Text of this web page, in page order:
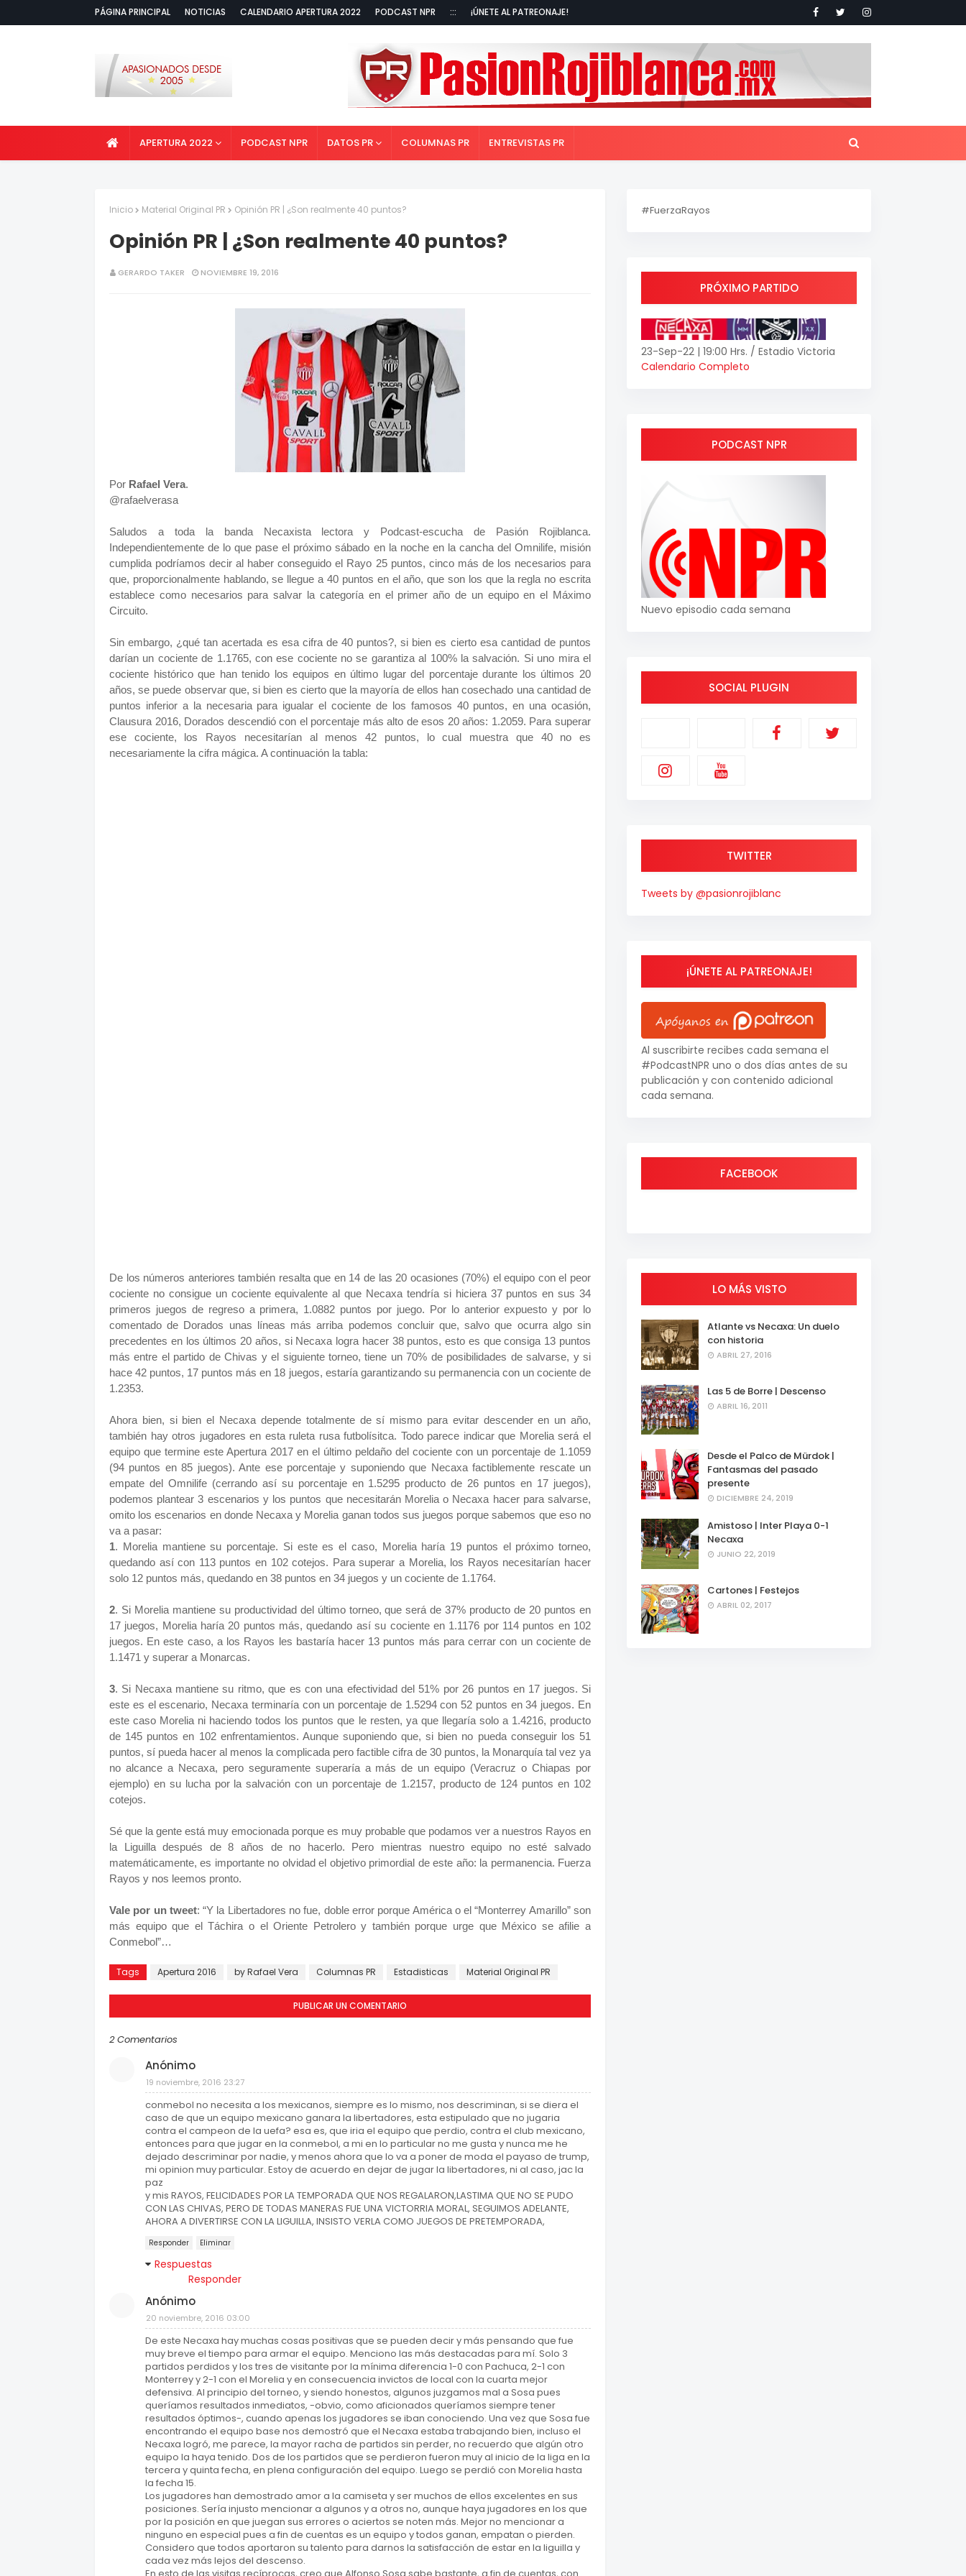
PÁGINA PRINCIPAL NOTICIAS CALENDARIO APERTURA 2022 PODCAST NPR ::: ¡ÚNETE AL PATREONAJE!
APERTURA 2022 PODCAST NPR DATOS PR COLUMNAS PR ENTREVISTAS PR
Inicio Material Original PR Opinión PR | ¿Son realmente 40 puntos?
Opinión PR | ¿Son realmente 40 puntos?
GERARDO TAKER NOVIEMBRE 19, 2016
Por Rafael Vera.
@rafaelverasa
Saludos a toda la banda Necaxista lectora y Podcast-escucha de Pasión Rojiblanca.
Independientemente de lo que pase el próximo sábado en la noche en la cancha del Omnilife, misión
cumplida podríamos decir al haber conseguido el Rayo 25 puntos, cinco más de los necesarios para
que, proporcionalmente hablando, se llegue a 40 puntos en el año, que son los que la regla no escrita
establece como necesarios para salvar la categoría en el primer año de un equipo en el Máximo
Circuito.
Sin embargo, ¿qué tan acertada es esa cifra de 40 puntos?, si bien es cierto esa cantidad de puntos
darían un cociente de 1.1765, con ese cociente no se garantiza al 100% la salvación. Si uno mira el
cociente histórico que han tenido los equipos en último lugar del porcentaje durante los últimos 20
años, se puede observar que, si bien es cierto que la mayoría de ellos han cosechado una cantidad de
puntos inferior a la necesaria para igualar el cociente de los famosos 40 puntos, en una ocasión,
Clausura 2016, Dorados descendió con el porcentaje más alto de esos 20 años: 1.2059. Para superar
ese cociente, los Rayos necesitarían al menos 42 puntos, lo cual muestra que 40 no es
necesariamente la cifra mágica. A continuación la tabla:
De los números anteriores también resalta que en 14 de las 20 ocasiones (70%) el equipo con el peor
cociente no consigue un cociente equivalente al que Necaxa tendría si hiciera 37 puntos en sus 34
primeros juegos de regreso a primera, 1.0882 puntos por juego. Por lo anterior expuesto y por lo
comentado de Dorados unas líneas más arriba podemos concluir que, salvo que ocurra algo sin
precedentes en los últimos 20 años, si Necaxa logra hacer 38 puntos, esto es que consiga 13 puntos
más entre el partido de Chivas y el siguiente torneo, tiene un 70% de posibilidades de salvarse, y si
hace 42 puntos, 17 puntos más en 18 juegos, estaría garantizando su permanencia con un cociente de
1.2353.
Ahora bien, si bien el Necaxa depende totalmente de sí mismo para evitar descender en un año,
también hay otros jugadores en esta ruleta rusa futbolísitca. Todo parece indicar que Morelia será el
equipo que termine este Apertura 2017 en el último peldaño del cociente con un porcentaje de 1.1059
(94 puntos en 85 juegos). Ante ese porcentaje y suponiendo que Necaxa factiblemente rescate un
empate del Omnilife (cerrando así su porcentaje en 1.5295 producto de 26 puntos en 17 juegos),
podemos plantear 3 escenarios y los puntos que necesitarán Morelia o Necaxa hacer para salvarse,
omito los escenarios en donde Necaxa y Morelia ganan todos sus juegos porque sabemos que eso no
va a pasar:
1. Morelia mantiene su porcentaje. Si este es el caso, Morelia haría 19 puntos el próximo torneo,
quedando así con 113 puntos en 102 cotejos. Para superar a Morelia, los Rayos necesitarían hacer
solo 12 puntos más, quedando en 38 puntos en 34 juegos y un cociente de 1.1764.
2. Si Morelia mantiene su productividad del último torneo, que será de 37% producto de 20 puntos en
17 juegos, Morelia haría 20 puntos más, quedando así su cociente en 1.1176 por 114 puntos en 102
juegos. En este caso, a los Rayos les bastaría hacer 13 puntos más para cerrar con un cociente de
1.1471 y superar a Monarcas.
3. Si Necaxa mantiene su ritmo, que es con una efectividad del 51% por 26 puntos en 17 juegos. Si
este es el escenario, Necaxa terminaría con un porcentaje de 1.5294 con 52 puntos en 34 juegos. En
este caso Morelia ni haciendo todos los puntos que le resten, ya que llegaría solo a 1.4216, producto
de 145 puntos en 102 enfrentamientos. Aunque suponiendo que, si bien no pueda conseguir los 51
puntos, sí pueda hacer al menos la complicada pero factible cifra de 30 puntos, la Monarquía tal vez ya
no alcance a Necaxa, pero seguramente superaría a más de un equipo (Veracruz o Chiapas por
ejemplo) en su lucha por la salvación con un porcentaje de 1.2157, producto de 124 puntos en 102
cotejos.
Sé que la gente está muy emocionada porque es muy probable que podamos ver a nuestros Rayos en
la Liguilla después de 8 años de no hacerlo. Pero mientras nuestro equipo no esté salvado
matemáticamente, es importante no olvidad el objetivo primordial de este año: la permanencia. Fuerza
Rayos y nos leemos pronto.
Vale por un tweet: “Y la Libertadores no fue, doble error porque América o el “Monterrey Amarillo” son
más equipo que el Táchira o el Oriente Petrolero y también porque urge que México se afilie a
Conmebol”…
Tags Apertura 2016 by Rafael Vera Columnas PR Estadisticas Material Original PR
PUBLICAR UN COMENTARIO
2 Comentarios
Anónimo
19 noviembre, 2016 23:27
conmebol no necesita a los mexicanos, siempre es lo mismo, nos descriminan, si se diera el
caso de que un equipo mexicano ganara la libertadores, esta estipulado que no jugaria
contra el campeon de la uefa? esa es, que iria el equipo que perdio, contra el club mexicano,
entonces para que jugar en la conmebol, a mi en lo particular no me gusta y nunca me he
dejado descriminar por nadie, y menos ahora que lo va a poner de moda el payaso de trump,
mi opinion muy particular. Estoy de acuerdo en dejar de jugar la libertadores, ni al caso, jac la
paz
y mis RAYOS, FELICIDADES POR LA TEMPORADA QUE NOS REGALARON,LASTIMA QUE NO SE PUDO
CON LAS CHIVAS, PERO DE TODAS MANERAS FUE UNA VICTORRIA MORAL, SEGUIMOS ADELANTE,
AHORA A DIVERTIRSE CON LA LIGUILLA, INSISTO VERLA COMO JUEGOS DE PRETEMPORADA,
Responder Eliminar
Respuestas
Responder
Anónimo
20 noviembre, 2016 03:00
De este Necaxa hay muchas cosas positivas que se pueden decir y más pensando que fue
muy breve el tiempo para armar el equipo. Menciono las más destacadas para mí. Solo 3
partidos perdidos y los tres de visitante por la mínima diferencia 1-0 con Pachuca, 2-1 con
Monterrey y 2-1 con el Morelia y en consecuencia invictos de local con la cuarta mejor
defensiva. Al principio del torneo, y siendo honestos, algunos juzgamos mal a Sosa pues
queríamos resultados inmediatos, -obvio, como aficionados queríamos siempre tener
resultados óptimos-, cuando apenas los jugadores se iban conociendo. Una vez que Sosa fue
encontrando el equipo base nos demostró que el Necaxa estaba trabajando bien, incluso el
Necaxa logró, me parece, la mayor racha de partidos sin perder, no recuerdo que algún otro
equipo la haya tenido. Dos de los partidos que se perdieron fueron muy al inicio de la liga en la
tercera y quinta fecha, en plena configuración del equipo. Luego se perdió con Morelia hasta
la fecha 15.
Los jugadores han demostrado amor a la camiseta y ser muchos de ellos excelentes en sus
posiciones. Sería injusto mencionar a algunos y a otros no, aunque haya jugadores en los que
por la posición en que juegan sus errores o aciertos se noten más. Mejor no mencionar a
ninguno en especial pues a fin de cuentas es un equipo y todos ganan, empatan o pierden.
Considero que todos aportaron su talento para darnos la satisfacción de estar en la liguilla y
cada vez más lejos del descenso.
En esto de las visitas recíprocas, creo que Alfonso Sosa sabe bastante, a fin de cuentas, con
#FuerzaRayos
PRÓXIMO PARTIDO
23-Sep-22 | 19:00 Hrs. / Estadio Victoria
Calendario Completo
PODCAST NPR
Nuevo episodio cada semana
SOCIAL PLUGIN
TWITTER
Tweets by @pasionrojiblanc
¡ÚNETE AL PATREONAJE!
Al suscribirte recibes cada semana el
#PodcastNPR uno o dos días antes de su
publicación y con contenido adicional
cada semana.
FACEBOOK
LO MÁS VISTO
Atlante vs Necaxa: Un duelo
con historia
ABRIL 27, 2016
Las 5 de Borre | Descenso
ABRIL 16, 2011
Desde el Palco de Mürdok |
Fantasmas del pasado
presente
DICIEMBRE 24, 2019
Amistoso | Inter Playa 0-1
Necaxa
JUNIO 22, 2019
Cartones | Festejos
ABRIL 02, 2017